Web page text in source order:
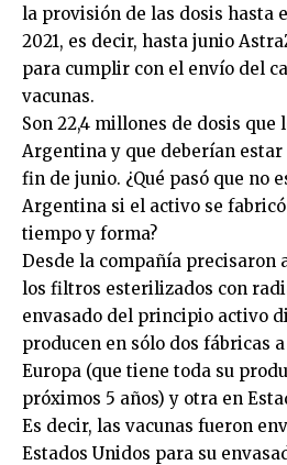
la provisión de las dosis hasta
2021, es decir, hasta junio
para cumplir con el envío del
vacunas.
Son 22,4 millones de dosis que
Argentina y que deberían estar
fin de junio. ¿Qué pasó que no
Argentina si el activo se
tiempo y forma?
Desde la compañía precisaron
los filtros esterilizados con
envasado del principio activo
producen en sólo dos fábricas
Europa (que tiene toda su
próximos 5 años) y otra en
Es decir, las vacunas fueron
Estados Unidos para su